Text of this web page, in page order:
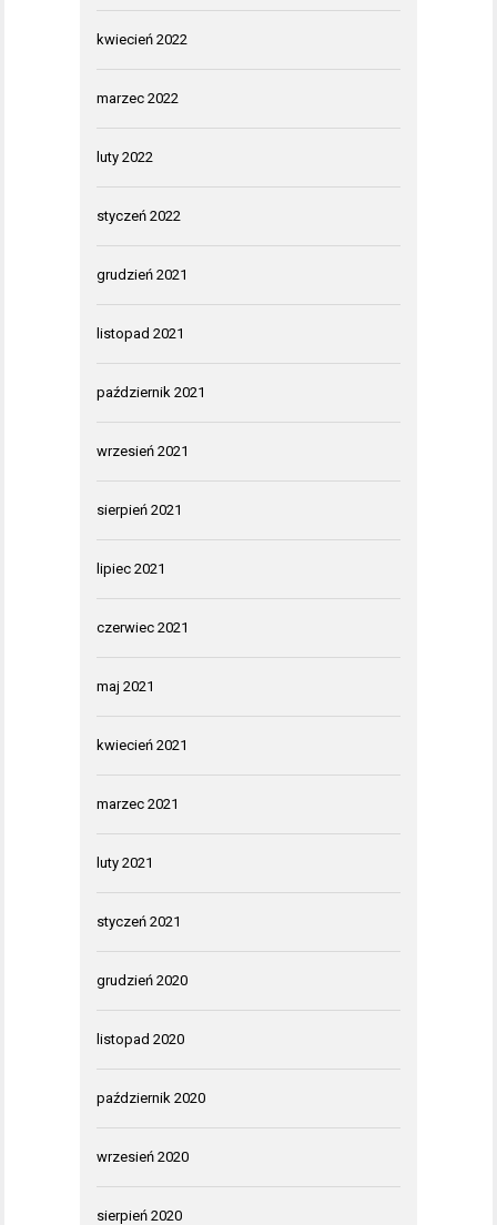
kwiecień 2022
marzec 2022
luty 2022
styczeń 2022
grudzień 2021
listopad 2021
październik 2021
wrzesień 2021
sierpień 2021
lipiec 2021
czerwiec 2021
maj 2021
kwiecień 2021
marzec 2021
luty 2021
styczeń 2021
grudzień 2020
listopad 2020
październik 2020
wrzesień 2020
sierpień 2020